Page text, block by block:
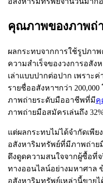
คุณภาพของภาพถ่
ผลกระทบจากการใช้รูปภา
ความสำเร็จของวงการอสัง
เล่าแบบปากต่อปาก เพราะ
รายชื่ออสังหาฯกว่า
ภาพถ่ายระดับมืออาชีพที่มีคุ
ภาพถ่ายมือสมัครเล่นถึง
แต่ผลกระทบไม่ได้จำกัดเพีย
อสังหาริมทรัพย์ที่มีภาพถ่าย
ดึงดูดความสนใจจากผู้ซื้อที่จ
ทางออนไลน์อย่างมหาศาล
อสังหาริมทรัพย์เหล่านี้ขายไ